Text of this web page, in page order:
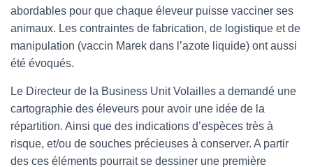
abordables pour que chaque éleveur puisse vacciner ses
animaux. Les contraintes de fabrication, de logistique et de
manipulation (vaccin Marek dans l’azote liquide) ont aussi
été évoqués.
Le Directeur de la Business Unit Volailles a demandé une
cartographie des éleveurs pour avoir une idée de la
répartition. Ainsi que des indications d’espèces très à
risque, et/ou de souches précieuses à conserver. A partir
des ces éléments pourrait se dessiner une première